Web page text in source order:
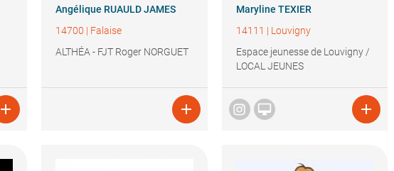

Angélique RUAULD JAMES
14700 | Falaise
ALTHÉA - FJT Roger NORGUET

Maryline TEXIER
14111 | Louvigny
Espace jeunesse de Louvigny /
LOCAL JEUNES
 